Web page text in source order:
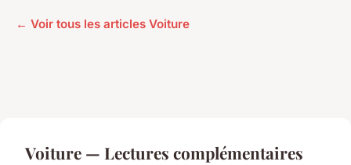
← Voir tous les articles Voiture
Voiture — Lectures complémentaires